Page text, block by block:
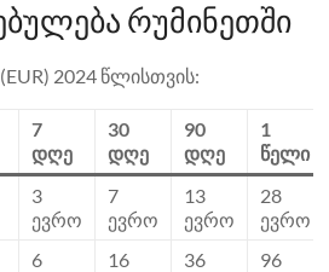
რუმინეთში
2024 წლისთვის:
7
დღე
30
დღე
90
დღე
1
წელი
3
ევრო
7
ევრო
13
ევრო
28
ევრო
6
16
36
96